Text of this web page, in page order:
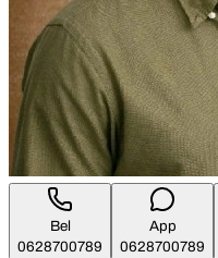
Bel
0628700789
App
0628700789